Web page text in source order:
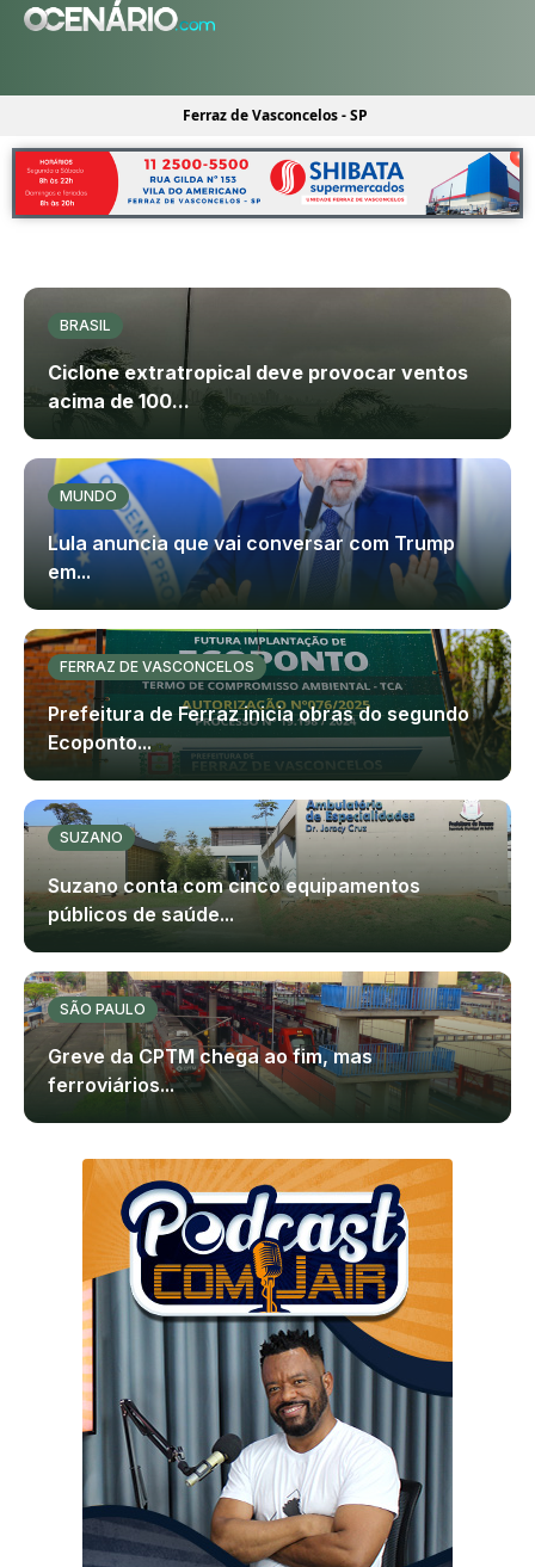
Ferraz de Vasconcelos - SP
BRASIL
Ciclone extratropical deve provocar ventos
acima de 100...
MUNDO
Lula anuncia que vai conversar com Trump
em...
FERRAZ DE VASCONCELOS
Prefeitura de Ferraz inicia obras do segundo
Ecoponto...
SUZANO
Suzano conta com cinco equipamentos
públicos de saúde...
SÃO PAULO
Greve da CPTM chega ao fim, mas
ferroviários...